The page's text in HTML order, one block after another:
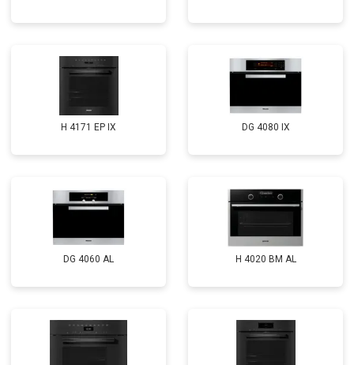
H 4171 EP IX DG 4080 IX
DG 4060 AL H 4020 BM AL